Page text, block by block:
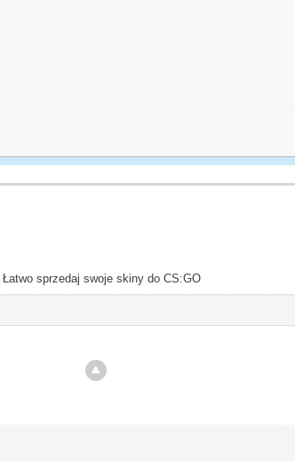
sprzedaj swoje skiny do CS:GO